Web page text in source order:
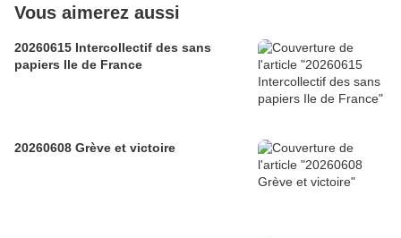
Vous aimerez aussi
20260615 Intercollectif des sans
papiers Ile de France
20260608 Grève et victoire